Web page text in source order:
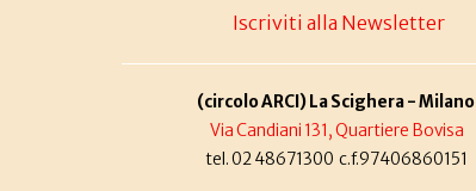
Iscriviti alla Newsletter
(circolo ARCI) La Scighera - Milano
Via Candiani 131, Quartiere Bovisa
tel. 02 48671300 c.f.97406860151